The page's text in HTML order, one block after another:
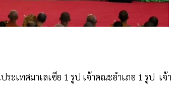
ระเทศมาเลเซีย 1 รูป เจ้าคณะอำเภอ 1 รูป เจ้า